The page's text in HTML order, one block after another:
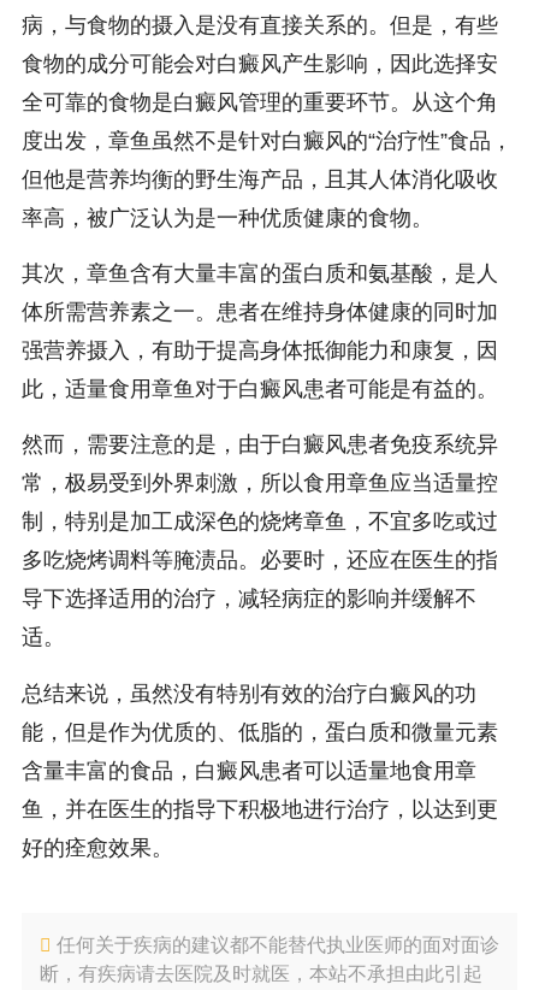
病，与食物的摄入是没有直接关系的。但是，有些
食物的成分可能会对白癜风产生影响，因此选择安
全可靠的食物是白癜风管理的重要环节。从这个角
度出发，章鱼虽然不是针对白癜风的“治疗性”食品，
但他是营养均衡的野生海产品，且其人体消化吸收
率高，被广泛认为是一种优质健康的食物。
其次，章鱼含有大量丰富的蛋白质和氨基酸，是人
体所需营养素之一。患者在维持身体健康的同时加
强营养摄入，有助于提高身体抵御能力和康复，因
此，适量食用章鱼对于白癜风患者可能是有益的。
然而，需要注意的是，由于白癜风患者免疫系统异
常，极易受到外界刺激，所以食用章鱼应当适量控
制，特别是加工成深色的烧烤章鱼，不宜多吃或过
多吃烧烤调料等腌渍品。必要时，还应在医生的指
导下选择适用的治疗，减轻病症的影响并缓解不
适。
总结来说，虽然没有特别有效的治疗白癜风的功
能，但是作为优质的、低脂的，蛋白质和微量元素
含量丰富的食品，白癜风患者可以适量地食用章
鱼，并在医生的指导下积极地进行治疗，以达到更
好的痊愈效果。
任何关于疾病的建议都不能替代执业医师的面对面诊
断，有疾病请去医院及时就医，本站不承担由此引起